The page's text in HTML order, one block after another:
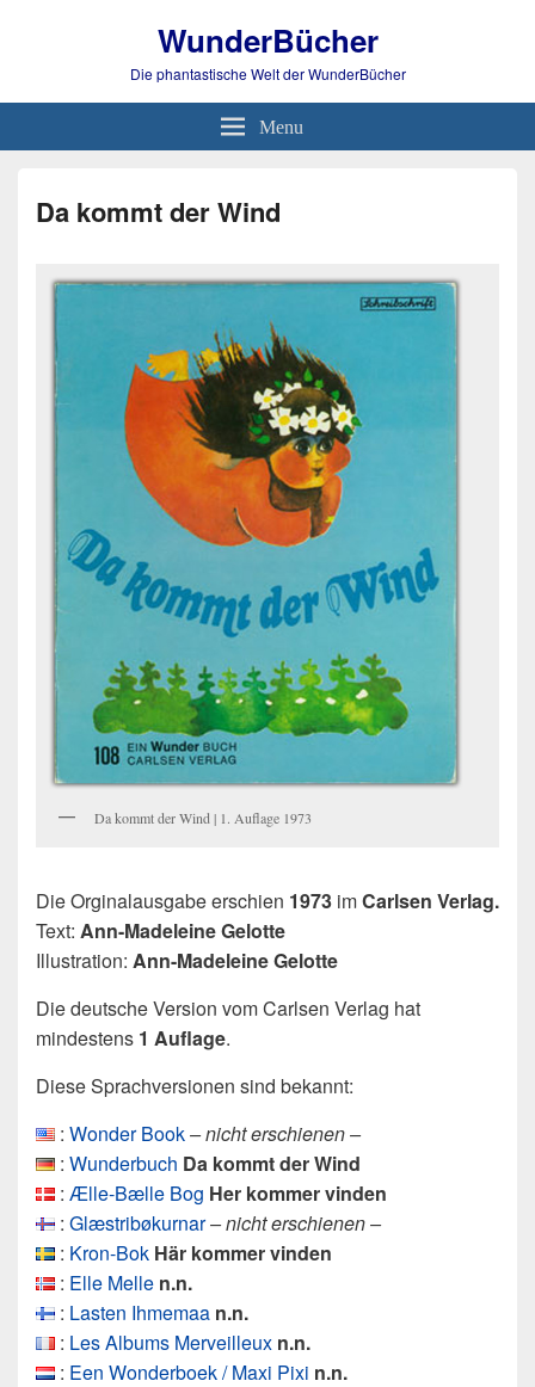
WunderBücher
Die phantastische Welt der WunderBücher
Menu
Da kommt der Wind
Da kommt der Wind | 1. Auflage 1973
Die Orginalausgabe erschien 1973 imCarlsen Verlag.
Text: Ann-Madeleine Gelotte
Illustration: Ann-Madeleine Gelotte
Die deutsche Version vom Carlsen Verlag hat
mindestens 1 Auflage.
Diese Sprachversionen sind bekannt:
: Wonder Book– nicht erschienen –
: Wunderbuch Da kommt der Wind
: Ælle-Bælle Bog Her kommer vinden
: Glæstribøkurnar– nicht erschienen –
: Kron-Bok Här kommer vinden
: Elle Melle n.n.
: Lasten Ihmemaa n.n.
: Les Albums Merveilleux n.n.
: Een Wonderboek / Maxi Pixi n.n.